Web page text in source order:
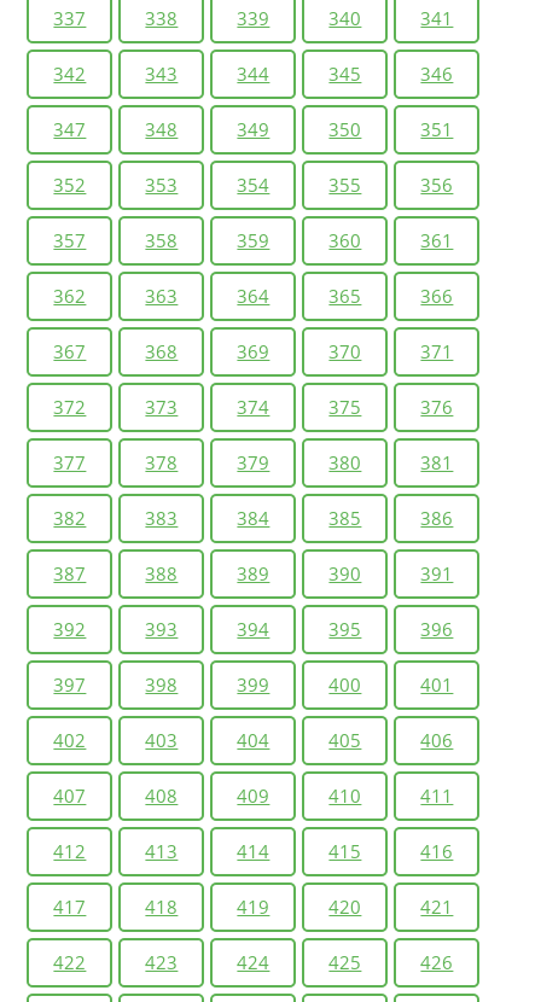
337 338 339 340 341
342 343 344 345 346
347 348 349 350 351
352 353 354 355 356
357 358 359 360 361
362 363 364 365 366
367 368 369 370 371
372 373 374 375 376
377 378 379 380 381
382 383 384 385 386
387 388 389 390 391
392 393 394 395 396
397 398 399 400 401
402 403 404 405 406
407 408 409 410 411
412 413 414 415 416
417 418 419 420 421
422 423 424 425 426